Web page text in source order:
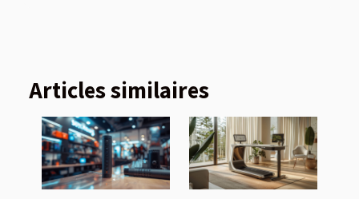
Articles similaires